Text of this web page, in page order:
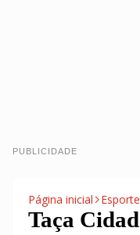
PUBLICIDADE
Página inicial
Taça